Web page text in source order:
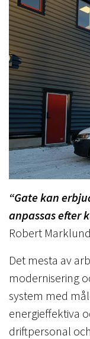
“Gate kan
anpassas efter
Robert
Det mesta av
modernisering
system med
energieffektiva
driftpersonal